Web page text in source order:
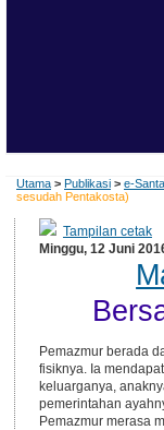
Utama > Publikasi > e-
sesudah Pentakosta)
Tampilan cetak
Minggu, 12 Juni
Pemazmur berada
fisiknya. Ia
keluarganya,
pemerintahan
Pemazmur merasa